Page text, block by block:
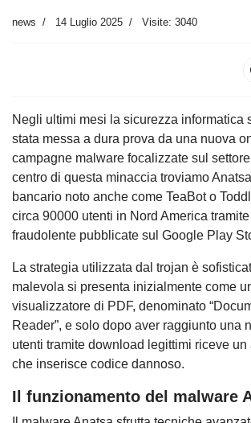
news 14 Luglio 2025 Visite: 3040
Negli ultimi mesi la sicurezza informatica
stata messa a dura prova da una nuova
campagne malware focalizzate sul settore
centro di questa minaccia troviamo
bancario noto anche come TeaBot o
circa 90000 utenti in Nord America
fraudolente pubblicate sul Google Play
La strategia utilizzata dal trojan è
malevola si presenta inizialmente come
visualizzatore di PDF, denominato
Reader”, e solo dopo aver raggiunto una
utenti tramite download legittimi riceve
che inserisce codice dannoso.
Il funzionamento del malware